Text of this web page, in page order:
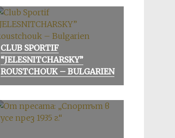
CLUB SPORTIF
“JELESNITCHARSKY”
ROUSTCHOUK – BULGARIEN